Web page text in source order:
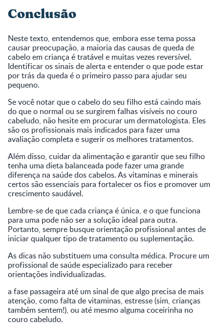
Conclusão
Neste texto, entendemos que, embora esse tema possa
causar preocupação, a maioria das causas de queda de
cabelo em criança é tratável e muitas vezes reversível.
Identificar os sinais de alerta e entender o que pode estar
por trás da queda é o primeiro passo para ajudar seu
pequeno.
Se você notar que o cabelo do seu filho está caindo mais
do que o normal ou se surgirem falhas visíveis no couro
cabeludo, não hesite em procurar um dermatologista. Eles
são os profissionais mais indicados para fazer uma
avaliação completa e sugerir os melhores tratamentos.
Além disso, cuidar da alimentação e garantir que seu filho
tenha uma dieta balanceada pode fazer uma grande
diferença na saúde dos cabelos. As vitaminas e minerais
certos são essenciais para fortalecer os fios e promover um
crescimento saudável.
Lembre-se de que cada criança é única, e o que funciona
para uma pode não ser a solução ideal para outra.
Portanto, sempre busque orientação profissional antes de
iniciar qualquer tipo de tratamento ou suplementação.
As dicas não substituem uma consulta médica. Procure um
profissional de saúde especializado para receber
orientações individualizadas.
a fase passageira até um sinal de que algo precisa de mais
atenção, como falta de vitaminas, estresse (sim, crianças
também sentem!), ou até mesmo alguma coceirinha no
couro cabeludo.